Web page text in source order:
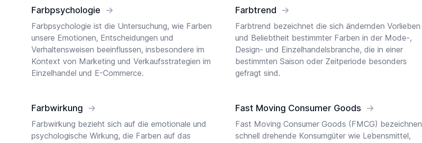
Farbpsychologie →
Farbpsychologie ist die Untersuchung, wie Farben
unsere Emotionen, Entscheidungen und
Verhaltensweisen beeinflussen, insbesondere im
Kontext von Marketing und Verkaufsstrategien im
Einzelhandel und E-Commerce.
Farbtrend →
Farbtrend bezeichnet die sich ändernden Vorlieben
und Beliebtheit bestimmter Farben in der Mode-,
Design- und Einzelhandelsbranche, die in einer
bestimmten Saison oder Zeitperiode besonders
gefragt sind.
Farbwirkung →
Farbwirkung bezieht sich auf die emotionale und
psychologische Wirkung, die Farben auf das
Fast Moving Consumer Goods →
Fast Moving Consumer Goods (FMCG) bezeichnen
schnell drehende Konsumgüter wie Lebensmittel,